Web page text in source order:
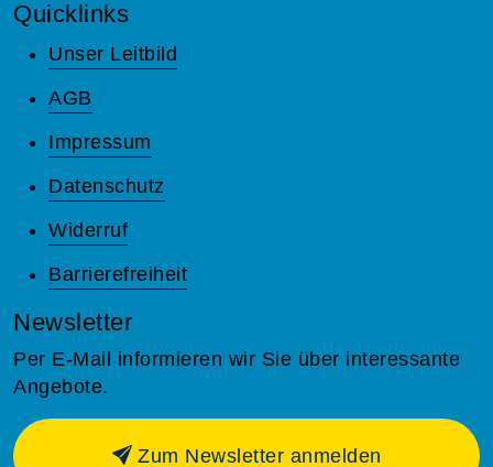
Quicklinks
Unser Leitbild
AGB
Impressum
Datenschutz
Widerruf
Barrierefreiheit
Newsletter
Per E-Mail informieren wir Sie über interessante
Angebote.
Zum Newsletter anmelden